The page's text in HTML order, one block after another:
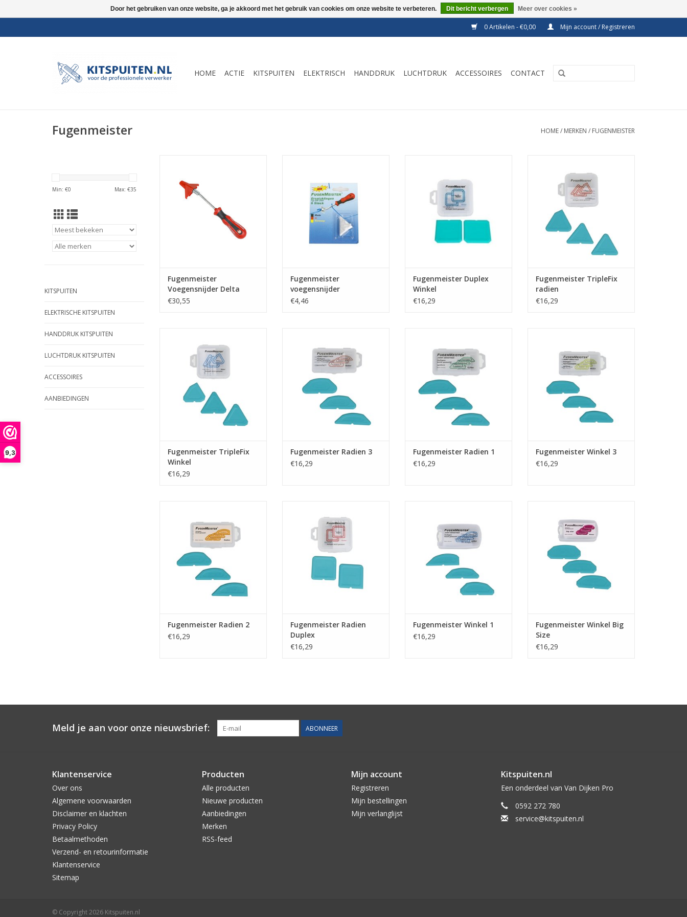
9,3
0 Artikelen - €0,00 Mijn account / Registreren
HOME ACTIE KITSPUITEN ELEKTRISCH HANDDRUK LUCHTDRUK ACCESSOIRES CONTACT
Fugenmeister HOME/ MERKEN / FUGENMEISTER
Min: €0 Max: €35
KITSPUITEN
ELEKTRISCHE KITSPUITEN
HANDDRUK KITSPUITEN
LUCHTDRUK KITSPUITEN
ACCESSOIRES
AANBIEDINGEN
goedgekeurd tweesnijdend
gereedschap voor het grondig
verwijderen van flexibele
afdichtmiddelen.
TOEVOEGEN AAN WINKELWAGEN
Fugenmeister
Voegensnijder Delta
€30,55
TOEVOEGEN AAN WINKELWAGEN
Fugenmeister
voegensnijder
vervangingsbladen
€4,46
TOEVOEGEN AAN WINKELWAGEN
Fugenmeister Duplex
Winkel
€16,29
TOEVOEGEN AAN WINKELWAGEN
Fugenmeister TripleFix
radien
€16,29
strakke kitvoegen te maken.
TOEVOEGEN AAN WINKELWAGEN
Fugenmeister TripleFix
Winkel
€16,29
TOEVOEGEN AAN WINKELWAGEN
Fugenmeister Radien 3
€16,29
TOEVOEGEN AAN WINKELWAGEN
Fugenmeister Radien 1
€16,29
TOEVOEGEN AAN WINKELWAGEN
Fugenmeister Winkel 3
€16,29
TOEVOEGEN AAN WINKELWAGEN
Fugenmeister Radien 2
€16,29
strakke kitvoegen te maken.
TOEVOEGEN AAN WINKELWAGEN
Fugenmeister Radien
Duplex
€16,29
TOEVOEGEN AAN WINKELWAGEN
Fugenmeister Winkel 1
€16,29
TOEVOEGEN AAN WINKELWAGEN
Fugenmeister Winkel Big
Size
€16,29
Meld je aan voor onze nieuwsbrief: ABONNEER
Klantenservice
Over ons
Algemene voorwaarden
Disclaimer en klachten
Privacy Policy
Betaalmethoden
Verzend- en retourinformatie
Klantenservice
Sitemap
Producten
Alle producten
Nieuwe producten
Aanbiedingen
Merken
RSS-feed
Mijn account
Registreren
Mijn bestellingen
Mijn verlanglijst
Kitspuiten.nl
Een onderdeel van Van Dijken Pro
0592 272 780
service@kitspuiten.nl
© Copyright 2026 Kitspuiten.nl
Door het gebruiken van onze website, ga je akkoord met het gebruik van cookies om onze website te verbeteren. Dit bericht verbergen Meer over cookies »